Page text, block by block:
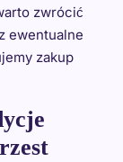
zwrócić
ewentualne
zakup